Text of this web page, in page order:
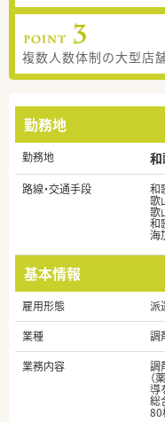
複数人数体制の大型店
勤務地
勤務地
路線・交通手段 和
歌
歌
和
海
基本情報
雇用形態
派
業種
調
業務内容
調
（
導
総
80